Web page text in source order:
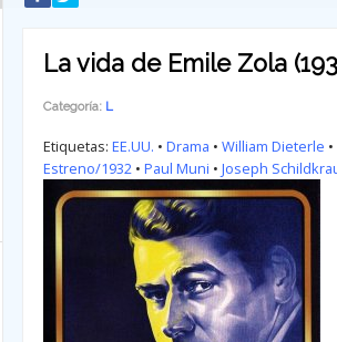
La vida de Emile Zola
Categoría: L
Etiquetas: EE.UU. • Drama • William Dieterle •
Estreno/1932• Paul Muni • Joseph